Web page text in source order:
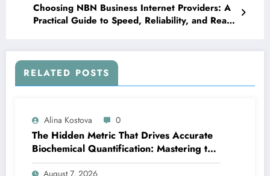
Choosing NBN Business Internet Providers: A
Practical Guide to Speed, Reliability, and Real
RELATED POSTS
Alina Kostova 0
The Hidden Metric That Drives Accurate
Biochemical Quantification: Mastering the
Extinction Coefficient
August 7, 2026